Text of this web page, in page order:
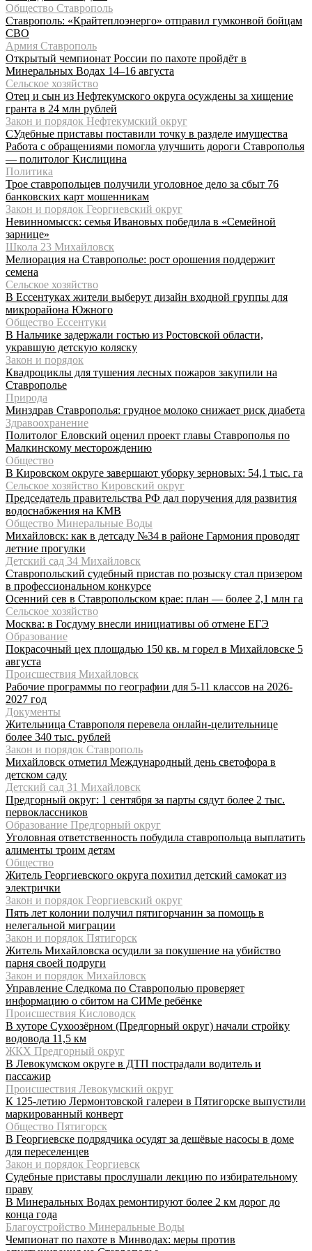
Общество Ставрополь
Ставрополь: «Крайтеплоэнерго» отправил гумконвой бойцам
СВО
Армия Ставрополь
Открытый чемпионат России по пахоте пройдёт в
Минеральных Водах 14–16 августа
Сельское хозяйство
Отец и сын из Нефтекумского округа осуждены за хищение
гранта в 24 млн рублей
Закон и порядок Нефтекумский округ
СУдебные приставы поставили точку в разделе имущества
Работа с обращениями помогла улучшить дороги Ставрополья
— политолог Кислицина
Политика
Трое ставропольцев получили уголовное дело за сбыт 76
банковских карт мошенникам
Закон и порядок Георгиевский округ
Невинномысск: семья Ивановых победила в «Семейной
зарнице»
Школа 23 Михайловск
Мелиорация на Ставрополье: рост орошения поддержит
семена
Сельское хозяйство
В Ессентуках жители выберут дизайн входной группы для
микрорайона Южного
Общество Ессентуки
В Нальчике задержали гостью из Ростовской области,
укравшую детскую коляску
Закон и порядок
Квадроциклы для тушения лесных пожаров закупили на
Ставрополье
Природа
Минздрав Ставрополья: грудное молоко снижает риск диабета
Здравоохранение
Политолог Еловский оценил проект главы Ставрополья по
Малкинскому месторождению
Общество
В Кировском округе завершают уборку зерновых: 54,1 тыс. га
Сельское хозяйство Кировский округ
Председатель правительства РФ дал поручения для развития
водоснабжения на КМВ
Общество Минеральные Воды
Михайловск: как в детсаду №34 в районе Гармония проводят
летние прогулки
Детский сад 34 Михайловск
Ставропольский судебный пристав по розыску стал призером
в профессиональном конкурсе
Осенний сев в Ставропольском крае: план — более 2,1 млн га
Сельское хозяйство
Москва: в Госдуму внесли инициативы об отмене ЕГЭ
Образование
Покрасочный цех площадью 150 кв. м горел в Михайловске 5
августа
Происшествия Михайловск
Рабочие программы по географии для 5-11 классов на 2026-
2027 год
Документы
Жительница Ставрополя перевела онлайн-целительнице
более 340 тыс. рублей
Закон и порядок Ставрополь
Михайловск отметил Международный день светофора в
детском саду
Детский сад 31 Михайловск
Предгорный округ: 1 сентября за парты сядут более 2 тыс.
первоклассников
Образование Предгорный округ
Уголовная ответственность побудила ставропольца выплатить
алименты троим детям
Общество
Житель Георгиевского округа похитил детский самокат из
электрички
Закон и порядок Георгиевский округ
Пять лет колонии получил пятигорчанин за помощь в
нелегальной миграции
Закон и порядок Пятигорск
Житель Михайловска осудили за покушение на убийство
парня своей подруги
Закон и порядок Михайловск
Управление Следкома по Ставрополью проверяет
информацию о сбитом на СИМе ребёнке
Происшествия Кисловодск
В хуторе Сухоозёрном (Предгорный округ) начали стройку
водовода 11,5 км
ЖКХ Предгорный округ
В Левокумском округе в ДТП пострадали водитель и
пассажир
Происшествия Левокумский округ
К 125-летию Лермонтовской галереи в Пятигорске выпустили
маркированный конверт
Общество Пятигорск
В Георгиевске подрядчика осудят за дешёвые насосы в доме
для переселенцев
Закон и порядок Георгиевск
Судебные приставы прослушали лекцию по избирательному
праву
В Минеральных Водах ремонтируют более 2 км дорог до
конца года
Благоустройство Минеральные Воды
Чемпионат по пахоте в Минводах: меры против